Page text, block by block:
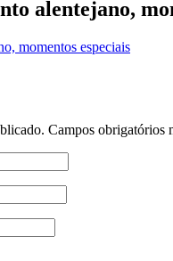
alentejano,
Campos obrigatórios